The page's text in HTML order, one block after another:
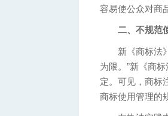
容易使公众对商
二、不规范
新《商标法》
为限。”新《商
定。可见，商标
商标使用管理的